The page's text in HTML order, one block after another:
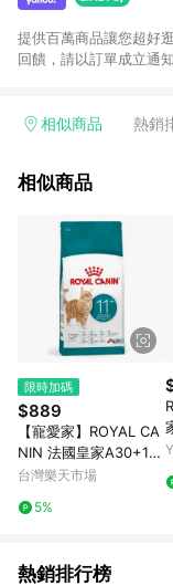
提供百萬商品讓您超好
回饋，請以訂單成立通知為準 1. 請注意以下品類商
電玩/遊戲/相機/單眼/
的購回饋活動享Yahoo
3. 訂單回饋金額將扣
價券等虛擬貨幣折抵
有相關事證認定您為大
相關認定以Yahoo購物
相似商品 熱銷
相似商品
限時加碼
$889
【寵愛家】ROYAL CA
NIN 法國皇家A30+11
絕育老貓 S30+11 2公
台灣樂天市場
5%
熱銷排行榜